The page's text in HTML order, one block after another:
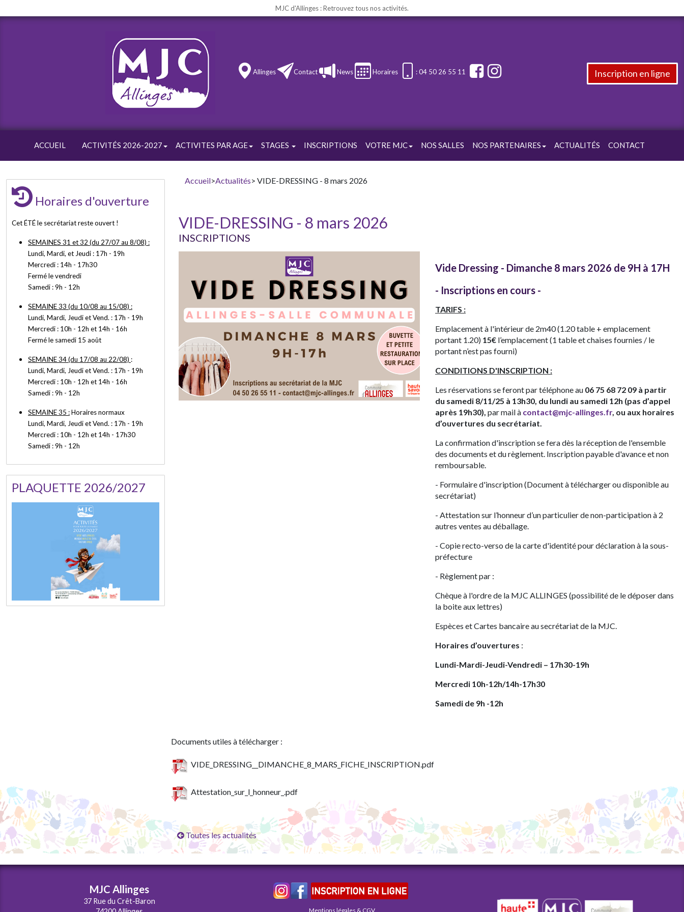
MJC d'Allinges : Retrouvez tous nos activités.
Allinges Contact News Horaires : 04 50 26 55 11 Inscription en ligne
ACCUEIL ACTIVITÉS 2026-2027 ACTIVITES PAR AGE STAGES INSCRIPTIONS VOTRE MJC NOS SALLES NOS PARTENAIRES ACTUALITÉS CONTACT
Accueil>Actualités> VIDE-DRESSING - 8 mars 2026
VIDE-DRESSING - 8 mars 2026
INSCRIPTIONS
Vide Dressing - Dimanche 8 mars 2026 de 9H à 17H
- Inscriptions en cours -
TARIFS :
Emplacement à l'intérieur de 2m40 (1.20 table + emplacement
portant 1.20) 15€ l’emplacement (1 table et chaises fournies / le
portant n’est pas fourni)
CONDITIONS D'INSCRIPTION :
Les réservations se feront par téléphone au 06 75 68 72 09 à partir
du samedi 8/11/25 à 13h30, du lundi au samedi 12h (pas d’appel
après 19h30), par mailà contact@mjc-allinges.fr, ou aux horaires
d’ouvertures du secrétariat.
La confirmation d'inscription se fera dès la réception de l'ensemble
des documents et du règlement. Inscription payable d'avance et non
remboursable.
- Formulaire d'inscription (Document à télécharger ou disponible au
secrétariat)
- Attestation sur l’honneur d’un particulier de non-participation à 2
autres ventes au déballage.
- Copie recto-verso de la carte d'identité pour déclaration à la sous-
préfecture
- Règlement par :
Chèque à l'ordre de la MJC ALLINGES (possibilité de le déposer dans
la boite aux lettres)
Espèces et Cartes bancaire au secrétariat de la MJC.
Horaires d’ouvertures :
Lundi-Mardi-Jeudi-Vendredi – 17h30-19h
Mercredi 10h-12h/14h-17h30
Samedi de 9h -12h
Documents utiles à télécharger :
VIDE_DRESSING__DIMANCHE_8_MARS_FICHE_INSCRIPTION.pdf
Attestation_sur_l_honneur_.pdf
Toutes les actualités
Horaires d'ouverture
Cet ÉTÉ le secrétariat reste ouvert !
SEMAINES 31 et 32 (du 27/07 au 8/08) :
Lundi, Mardi, et Jeudi : 17h - 19h
Mercredi : 14h - 17h30
Fermé le vendredi
Samedi : 9h - 12h
SEMAINE 33 (du 10/08 au 15/08) :
Lundi, Mardi, Jeudi et Vend. : 17h - 19h
Mercredi : 10h - 12h et 14h - 16h
Fermé le samedi 15 août
SEMAINE 34 (du 17/08 au 22/08) :
Lundi, Mardi, Jeudi et Vend. : 17h - 19h
Mercredi : 10h - 12h et 14h - 16h
Samedi : 9h - 12h
SEMAINE 35 :Horaires normaux
Lundi, Mardi, Jeudi et Vend. : 17h - 19h
Mercredi : 10h - 12h et 14h - 17h30
Samedi : 9h - 12h
PLAQUETTE 2026/2027
MJC Allinges
37 Rue du Crêt-Baron
Mentions légales & CGV